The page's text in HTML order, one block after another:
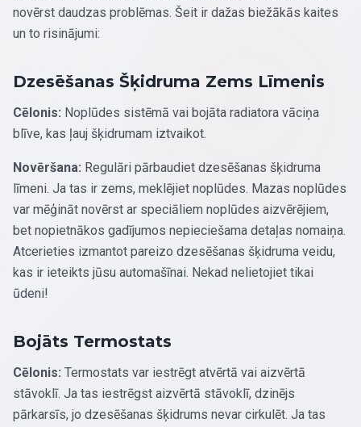
novērst daudzas problēmas. Šeit ir dažas biežākās kaites
un to risinājumi:
Dzesēšanas Šķidruma Zems Līmenis
Cēlonis: Noplūdes sistēmā vai bojāta radiatora vāciņa
blīve, kas ļauj šķidrumam iztvaikot.
Novēršana: Regulāri pārbaudiet dzesēšanas šķidruma
līmeni. Ja tas ir zems, meklējiet noplūdes. Mazas noplūdes
var mēģināt novērst ar speciāliem noplūdes aizvērējiem,
bet nopietnākos gadījumos nepieciešama detaļas nomaiņa.
Atcerieties izmantot pareizo dzesēšanas šķidruma veidu,
kas ir ieteikts jūsu automašīnai. Nekad nelietojiet tikai
ūdeni!
Bojāts Termostats
Cēlonis: Termostats var iestrēgt atvērtā vai aizvērtā
stāvoklī. Ja tas iestrēgst aizvērtā stāvoklī, dzinējs
pārkarsīs, jo dzesēšanas šķidrums nevar cirkulēt. Ja tas